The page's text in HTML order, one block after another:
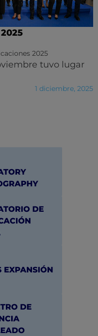
2025
tuvo lugar
1 diciembre, 2025